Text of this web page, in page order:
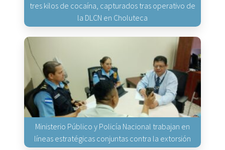
tres kilos de cocaína, capturados tras operativo de
la DLCN en Choluteca
Ministerio Público y Policía Nacional trabajan en
líneas estratégicas conjuntas contra la extorsión